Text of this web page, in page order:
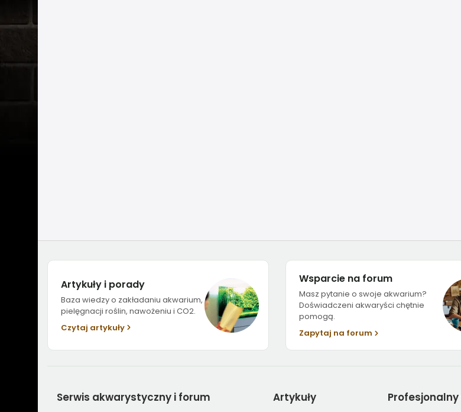
Artykuły i porady
Baza wiedzy o zakładaniu akwarium,
pielęgnacji roślin, nawożeniu i CO2.
Czytaj artykuły
Wsparcie na forum
Masz pytanie o swoje akwarium?
Doświadczeni akwaryści chętnie
pomogą.
Zapytaj na forum
Serwis akwarystyczny i forum Artykuły Profesjonalny